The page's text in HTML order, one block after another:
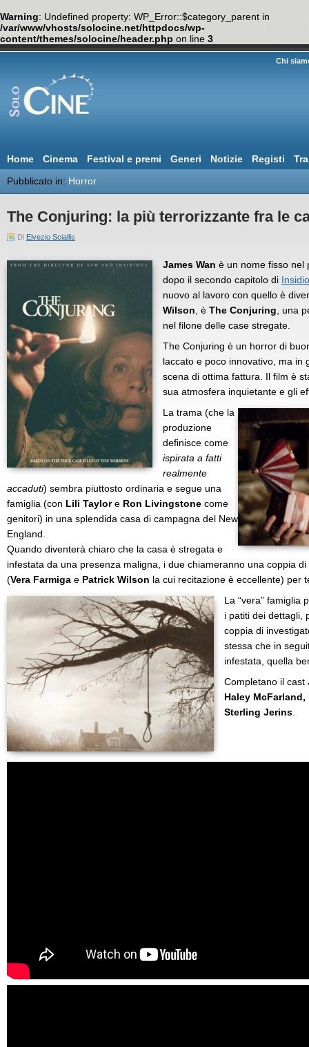
Warning: Undefined property: WP_Error::$category_parent in
/var/www/vhosts/solocine.net/httpdocs/wp-
content/themes/solocine/header.php on line 3
Chi
Home Cinema Festival e premi Generi Notizie Registi
Pubblicato in: Horror
The Conjuring: la più terrorizzante fra le
Di Elvezio Sciallis
James Wan è un nome fisso nel
dopo il secondo capitolo di
nuovo al lavoro con quello è
Wilson , è The Conjuring , una
nel filone delle case stregate.
The Conjuring è un horror di
laccato e poco innovativo, ma in
scena di ottima fattura. Il film è
sua atmosfera inquietante e gli
La trama (che la
produzione
definisce come
ispirata a fatti
realmente
accaduti) sembra piuttosto ordinaria e segue una
famiglia (con Lili Taylore Ron Livingstone come
genitori) in una splendida casa di campagna del New
England.
Quando diventerà chiaro che la casa è stregata e
infestata da una presenza maligna, i due chiameranno una coppia
(Vera Farmiga e Patrick Wilson la cui recitazione è eccellente) per
La “vera” famiglia
i patiti dei dettagli,
coppia di
stessa che in
infestata, quella
Completano il cast
Haley
Sterling Jerins